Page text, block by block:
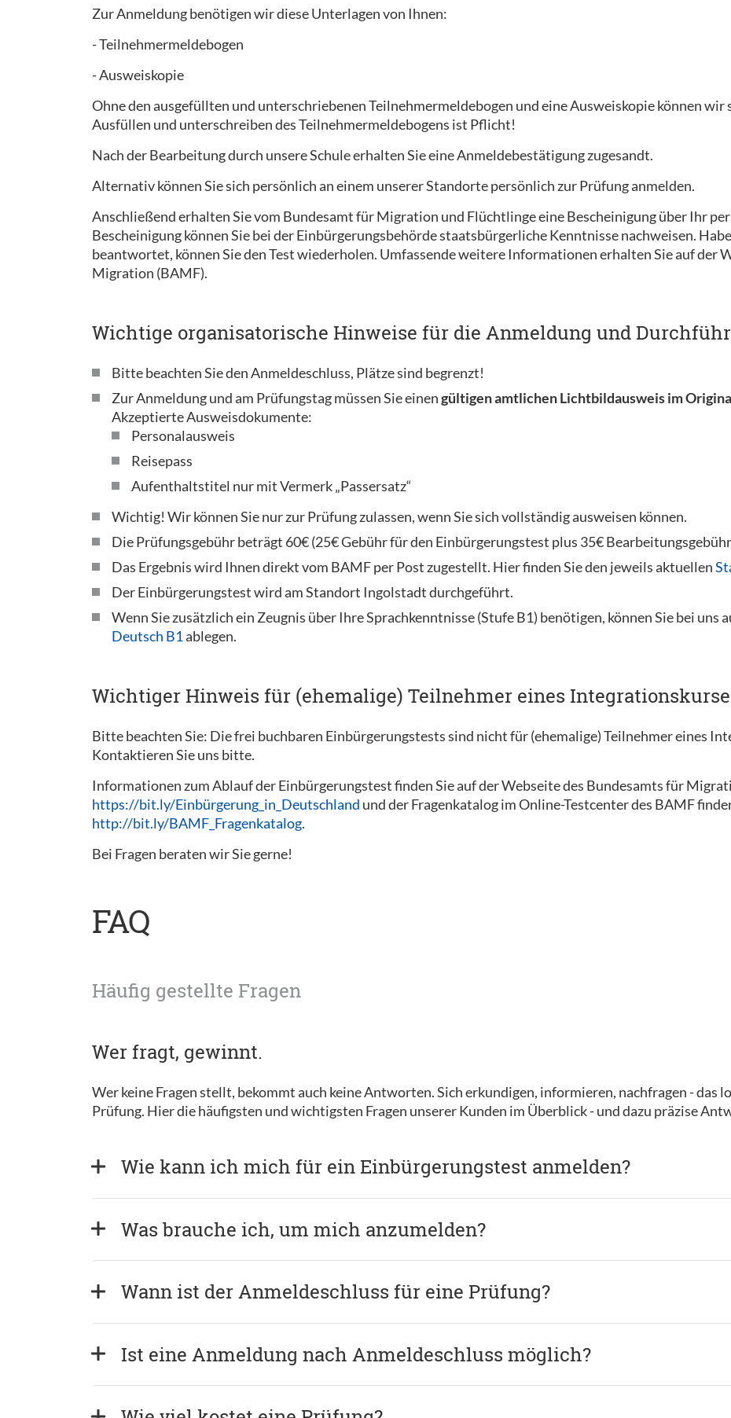
Zur Anmeldung benötigen wir diese Unterlagen von Ihnen:
- Teilnehmermeldebogen
- Ausweiskopie
Ohne den ausgefüllten und unterschriebenen Teilnehmermeldebogen und eine Ausweiskopie können
Ausfüllen und unterschreiben des Teilnehmermeldebogens ist Pflicht!
Nach der Bearbeitung durch unsere Schule erhalten Sie eine Anmeldebestätigung zugesandt.
Alternativ können Sie sich persönlich an einem unserer Standorte persönlich zur Prüfung anmelden.
Anschließend erhalten Sie vom Bundesamt für Migration und Flüchtlinge eine Bescheinigung über Ihr
Bescheinigung können Sie bei der Einbürgerungsbehörde staatsbürgerliche Kenntnisse nachweisen.
beantwortet, können Sie den Test wiederholen. Umfassende weitere Informationen erhalten Sie auf der
Migration (BAMF).
Wichtige organisatorische Hinweise für die Anmeldung und
Bitte beachten Sie den Anmeldeschluss, Plätze sind begrenzt!
Zur Anmeldung und am Prüfungstag müssen Sie einengültigen amtlichen Lichtbildausweis im
Akzeptierte Ausweisdokumente:
Personalausweis
Reisepass
Aufenthaltstitel nur mit Vermerk „Passersatz“
Wichtig! Wir können Sie nur zur Prüfung zulassen, wenn Sie sich vollständig ausweisen können.
Die Prüfungsgebühr beträgt 60€ (25€ Gebühr für den Einbürgerungstest plus 35€
Das Ergebnis wird Ihnen direkt vom BAMF per Post zugestellt. Hier finden Sie den jeweils aktuellen
Der Einbürgerungstest wird am Standort Ingolstadt durchgeführt.
Wenn Sie zusätzlich ein Zeugnis über Ihre Sprachkenntnisse (Stufe B1) benötigen, können Sie bei uns
Deutsch B1ablegen.
Wichtiger Hinweis für (ehemalige) Teilnehmer eines
Bitte beachten Sie: Die frei buchbaren Einbürgerungstests sind nicht für (ehemalige) Teilnehmer eines
Kontaktieren Sie uns bitte.
Informationen zum Ablauf der Einbürgerungstest finden Sie auf der Webseite des Bundesamts für
https://bit.ly/Einbürgerung_in_Deutschland und der Fragenkatalog im Online-Testcenter des BAMF
http://bit.ly/BAMF_Fragenkatalog.
Bei Fragen beraten wir Sie gerne!
FAQ
Häufig gestellte Fragen
Wer fragt, gewinnt.
Wer keine Fragen stellt, bekommt auch keine Antworten. Sich erkundigen, informieren, nachfragen - das
Prüfung. Hier die häufigsten und wichtigsten Fragen unserer Kunden im Überblick - und dazu präzise
Wie kann ich mich für ein Einbürgerungstest anmelden?
Was brauche ich, um mich anzumelden?
Wann ist der Anmeldeschluss für eine Prüfung?
Ist eine Anmeldung nach Anmeldeschluss möglich?